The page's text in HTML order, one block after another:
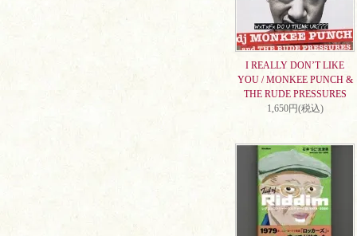
I REALLY DON’T LIKE
YOU / MONKEE PUNCH &
THE RUDE PRESSURES
1,650円(税込)